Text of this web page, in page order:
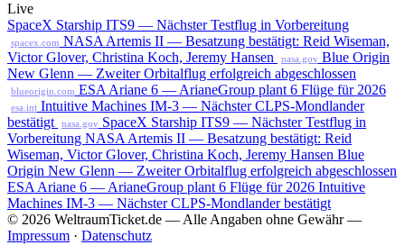
Live
SpaceX Starship ITS9 — Nächster Testflug in Vorbereitung
spacex.com NASA Artemis II — Besatzung bestätigt: Reid Wiseman,
Victor Glover, Christina Koch, Jeremy Hansen
nasa.gov Blue Origin
New Glenn — Zweiter Orbitalflug erfolgreich abgeschlossen
blueorigin.com ESA Ariane 6 — ArianeGroup plant 6 Flüge für 2026
esa.int Intuitive Machines IM-3 — Nächster CLPS-Mondlander
bestätigt
nasa.gov SpaceX Starship ITS9 — Nächster Testflug in
Vorbereitung NASA Artemis II — Besatzung bestätigt: Reid
Wiseman, Victor Glover, Christina Koch, Jeremy Hansen Blue
Origin New Glenn — Zweiter Orbitalflug erfolgreich abgeschlossen
ESA Ariane 6 — ArianeGroup plant 6 Flüge für 2026 Intuitive
Machines IM-3 — Nächster CLPS-Mondlander bestätigt
© 2026 WeltraumTicket.de — Alle Angaben ohne Gewähr —
Impressum · Datenschutz